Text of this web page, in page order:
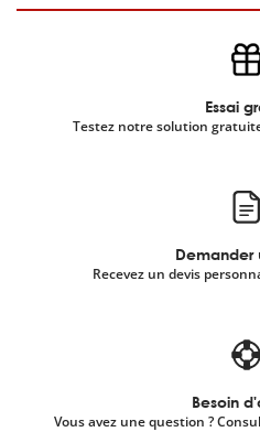
Essai
Testez notre solution
Demander
Recevez un devis
Besoin
Vous avez une question ?